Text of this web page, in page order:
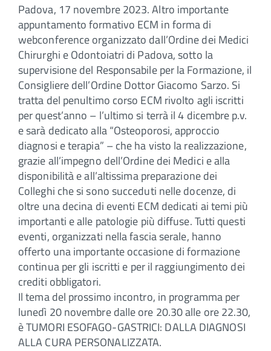
Padova, 17 novembre 2023. Altro importante
appuntamento formativo ECM in forma di
webconference organizzato dall’Ordine dei Medici
Chirurghi e Odontoiatri di Padova, sotto la
supervisione del Responsabile per la Formazione, il
Consigliere dell’Ordine Dottor Giacomo Sarzo. Si
tratta del penultimo corso ECM rivolto agli iscritti
per quest’anno – l’ultimo si terrà il 4 dicembre p.v.
e sarà dedicato alla “Osteoporosi, approccio
diagnosi e terapia” – che ha visto la realizzazione,
grazie all’impegno dell’Ordine dei Medici e alla
disponibilità e all’altissima preparazione dei
Colleghi che si sono succeduti nelle docenze, di
oltre una decina di eventi ECM dedicati ai temi più
importanti e alle patologie più diffuse. Tutti questi
eventi, organizzati nella fascia serale, hanno
offerto una importante occasione di formazione
continua per gli iscritti e per il raggiungimento dei
crediti obbligatori.
Il tema del prossimo incontro, in programma per
lunedì 20 novembre dalle ore 20.30 alle ore 22.30,
è TUMORI ESOFAGO-GASTRICI: DALLA DIAGNOSI
ALLA CURA PERSONALIZZATA.